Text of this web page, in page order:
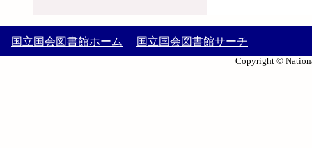
国立国会図書館ホーム 国立国会図書館サーチ
Copyright ©